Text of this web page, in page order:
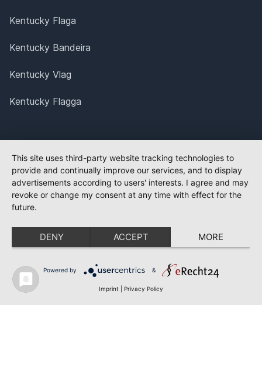
Kentucky Flaga
Kentucky Bandeira
Kentucky Vlag
Kentucky Flagga
This site uses third-party website tracking technologies to
provide and continually improve our services, and to display
advertisements according to users' interests. I agree and may
revoke or change my consent at any time with effect for the
future.
DENY ACCEPT MORE
Powered by &
Imprint Privacy Policy